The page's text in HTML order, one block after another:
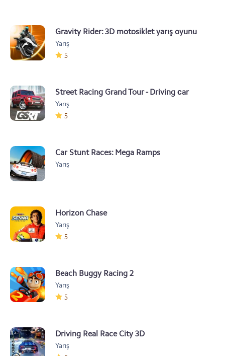
Gravity Rider: 3D motosiklet yarış oyunu
Yarış
5
Street Racing Grand Tour - Driving сar
games
Yarış
5
Car Stunt Races: Mega Ramps
Yarış
Horizon Chase
Yarış
5
Beach Buggy Racing 2
Yarış
5
Driving Real Race City 3D
Yarış